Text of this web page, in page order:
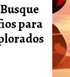
Busque
para